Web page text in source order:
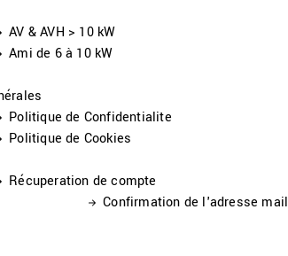
AV & AVH > 10 kW
Ami de 6 à 10 kW
Politique de Confidentialite
Politique de Cookies
Récuperation de compte
Confirmation de l'adresse mail